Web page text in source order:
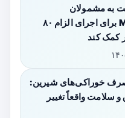
به مشمولان
Medicaid برای اجرای الزام ۸۰
کمک کند
۱۸
خوراکی‌های شیرین:
و سلامت واقعاً تغییر